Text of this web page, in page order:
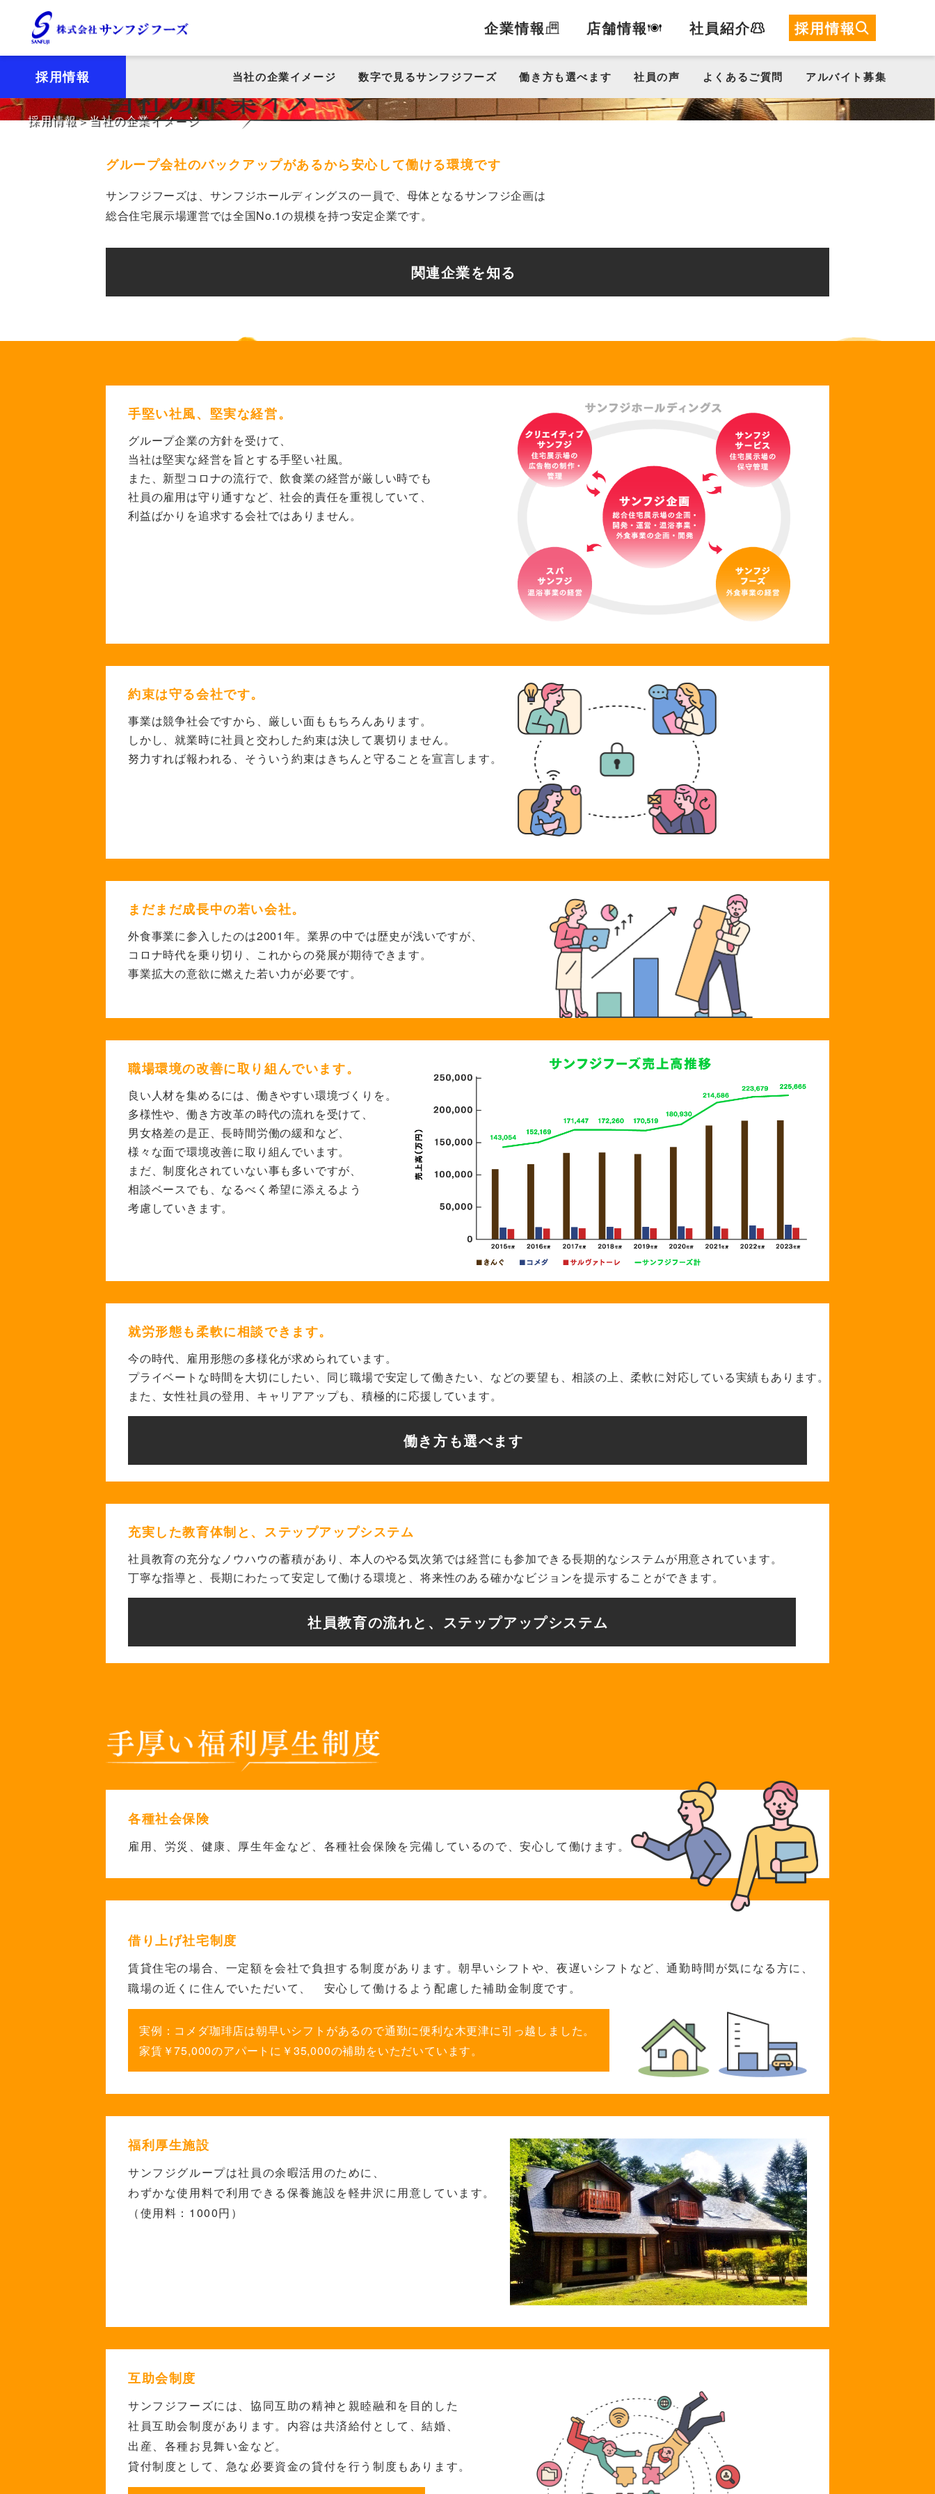
企業情報 店舗情報 社員紹介 採用情報
採用情報 当社の企業イメージ 数字で見るサンフジフーズ 働き方も選べます 社員の声 よくあるご質問 アルバイト募集
珈琲所
コメダ珈琲店
PIZZA
SALVATORE
CUOMO
募集要項 応募フォーム
採用情報 当社の企業イメージ
働く人に、誠実に向き合います
グループ会社のバックアップがあるから安心して働ける環境です
サンフジフーズは、 サンフジホールディングスの一員で、 母体となるサンフジ企画は
総合住宅展示場運営では全国No.1の規模を持つ安定企業です。
関連企業を知る
手堅い社風、堅実な経営。
グループ企業の方針を受けて、
当社は堅実な経営を旨とする手堅い社風。
また、新型コロナの流行で、飲食業の経営が厳しい時でも
社員の雇用は守り通すなど、社会的責任を重視していて、
利益ばかりを追求する会社ではありません。
約束は守る会社です。
事業は競争社会ですから、 厳しい面ももちろんあります。
しかし、就業時に社員と交わした約束は決して裏切りません。
努力すれば報われる、そういう約束はきちんと守ることを宣言します。
まだまだ成長中の若い会社。
外食事業に参入したのは2001年。 業界の中では歴史が浅いですが、
コロナ時代を乗り切り、 これからの発展が期待できます。
事業拡大の意欲に燃えた若い力が必要です。
職場環境の改善に取り組んでいます。
良い人材を集めるには、働きやすい環境づくりを。
多様性や、働き方改革の時代の流れを受けて、
男女格差の是正、長時間労働の緩和など、
様々な面で環境改善に取り組んでいます。
まだ、制度化されていない事も多いですが、
相談ベースでも、 なるべく希望に添えるよう
考慮していきます。
就労形態も柔軟に相談できます。
今の時代、雇用形態の多様化が求められています。
プライベートな時間を大切にしたい、 同じ職場で安定して働きたい、 などの要望も、相談の上、柔軟に対応している実績もあります。
また、女性社員の登用、キャリアアップも、積極的に応援しています。
働き方も選べます
充実した教育体制と、 ステップアップシステム
社員教育の充分なノウハウの蓄積があり、本人のやる気次第では経営にも参加できる長期的なシステムが用意されています。
丁寧な指導と、長期にわたって安定して働ける環境と、将来性のある確かな ビジョンを提示することができます。
社員教育の流れと、 ステップアップシステム
各種社会保険
雇用、労災、健康、厚生年金など、 各種社会保険を完備しているので、安心して働けます。
借り上げ社宅制度
賃貸住宅の場合、一定額を会社で負担する制度があります。朝早いシフトや、夜遅いシフトなど、通勤時間が気になる方に、
職場の近くに住んでいただいて、 安心して働けるよう配慮した補助金制度です。
実例：コメダ珈琲店は朝早いシフトがあるので通勤に便利な木更津に引っ越しました。
家賃￥75,000のアパートに ￥35,000の補助をいただいています。
福利厚生施設
サンフジグループは社員の余暇活用のために、
わずかな使用料で利用できる保養施設を軽井沢に用意しています。
（使用料：1000円）
互助会制度
サンフジフーズには、協同互助の精神と 親睦融和を目的した
社員互助会制度があります。内容は共済給付として、結婚、
出産、各種お見舞い金など。
貸付制度として、急な必要資金の貸付を行う制度もあります。